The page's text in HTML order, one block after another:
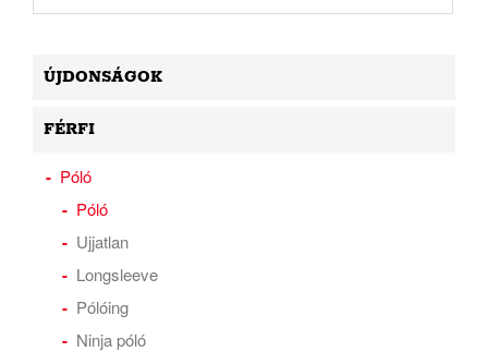
ÚJDONSÁGOK
FÉRFI
Póló
Póló
Ujjatlan
Longsleeve
Pólóing
Ninja póló